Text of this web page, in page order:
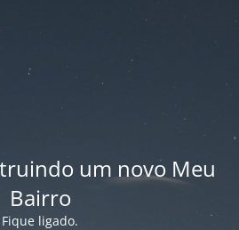
um novo Meu
Bairro
Fique ligado.